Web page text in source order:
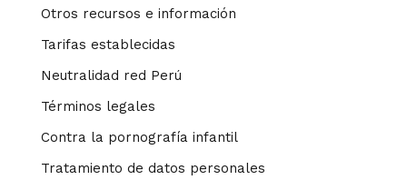
Otros recursos e información
Tarifas establecidas
Neutralidad red Perú
Términos legales
Contra la pornografía infantil
Tratamiento de datos personales